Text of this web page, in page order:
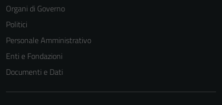
Organi di Governo
Politici
Personale Amministrativo
Enti e Fondazioni
Documenti e Dati